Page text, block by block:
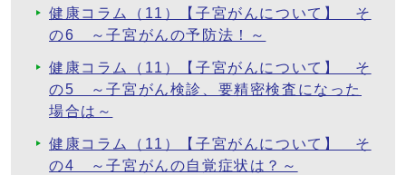
健康コラム（11）【子宮がんについて】 そ
の6 ～子宮がんの予防法！～
健康コラム（11）【子宮がんについて】 そ
の5 ～子宮がん検診、要精密検査になった
場合は～
健康コラム（11）【子宮がんについて】 そ
の4 ～子宮がんの自覚症状は？～